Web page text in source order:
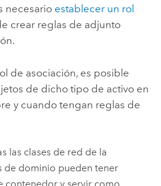
necesario establecer un rol
crear reglas de adjunto
de asociación, es posible
de dicho tipo de activo en
y cuando tengan reglas de
las clases de red de la
de dominio pueden tener